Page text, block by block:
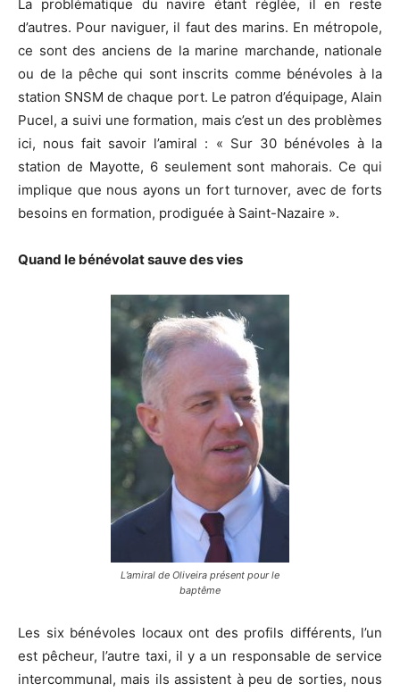
La problématique du navire étant réglée, il en reste
d’autres. Pour naviguer, il faut des marins. En métropole,
ce sont des anciens de la marine marchande, nationale
ou de la pêche qui sont inscrits comme bénévoles à la
station SNSM de chaque port. Le patron d’équipage, Alain
Pucel, a suivi une formation, mais c’est un des problèmes
ici, nous fait savoir l’amiral : « Sur 30 bénévoles à la
station de Mayotte, 6 seulement sont mahorais. Ce qui
implique que nous ayons un fort turnover, avec de forts
besoins en formation, prodiguée à Saint-Nazaire ».
Quand le bénévolat sauve des vies
L’amiral de Oliveira présent pour le
baptême
Les six bénévoles locaux ont des profils différents, l’un
est pêcheur, l’autre taxi, il y a un responsable de service
intercommunal, mais ils assistent à peu de sorties, nous